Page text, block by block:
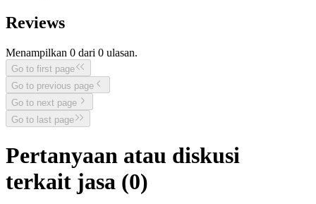
Reviews
Menampilkan 0 dari 0 ulasan.
Go to first page
Go to previous page
Go to next page
Go to last page
Pertanyaan atau diskusi
terkait jasa (0)